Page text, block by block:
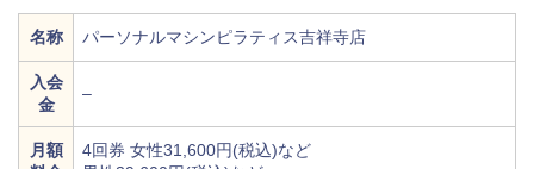
名称 パーソナルマシンピラティス吉祥寺店
入会
金
–
月額
4回券 女性31,600円(税込)など